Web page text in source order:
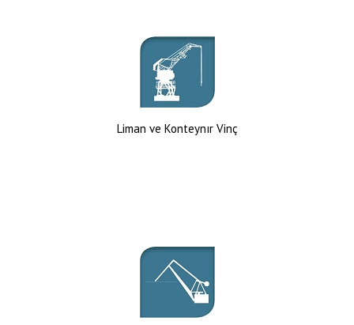
Liman ve Konteynır Vinç